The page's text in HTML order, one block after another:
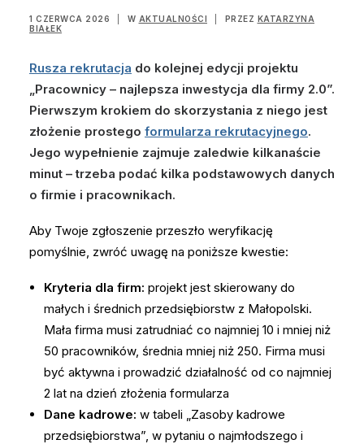
1 CZERWCA 2026 W AKTUALNOŚCI PRZEZ KATARZYNA
BIAŁEK
Rusza rekrutacja do kolejnej edycji projektu
„Pracownicy – najlepsza inwestycja dla firmy 2.0”.
Pierwszym krokiem do skorzystania z niego jest
złożenie prostego formularza rekrutacyjnego.
Jego wypełnienie zajmuje zaledwie kilkanaście
minut – trzeba podać kilka podstawowych danych
o firmie i pracownikach.
Aby Twoje zgłoszenie przeszło weryfikację
pomyślnie, zwróć uwagę na poniższe kwestie:
Kryteria dla firm: projekt jest skierowany do
małych i średnich przedsiębiorstw z Małopolski.
Mała firma musi zatrudniać co najmniej 10 i mniej niż
50 pracowników, średnia mniej niż 250. Firma musi
być aktywna i prowadzić działalność od co najmniej
2 lat na dzień złożenia formularza
Dane kadrowe: w tabeli „Zasoby kadrowe
przedsiębiorstwa”, w pytaniu o najmłodszego i